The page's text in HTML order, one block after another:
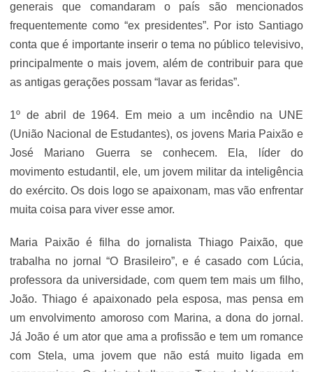
generais que comandaram o país são mencionados
frequentemente como “ex presidentes”. Por isto Santiago
conta que é importante inserir o tema no público televisivo,
principalmente o mais jovem, além de contribuir para que
as antigas gerações possam “lavar as feridas”.
1º de abril de 1964. Em meio a um incêndio na UNE
(União Nacional de Estudantes), os jovens Maria Paixão e
José Mariano Guerra se conhecem. Ela, líder do
movimento estudantil, ele, um jovem militar da inteligência
do exército. Os dois logo se apaixonam, mas vão enfrentar
muita coisa para viver esse amor.
Maria Paixão é filha do jornalista Thiago Paixão, que
trabalha no jornal “O Brasileiro”, e é casado com Lúcia,
professora da universidade, com quem tem mais um filho,
João. Thiago é apaixonado pela esposa, mas pensa em
um envolvimento amoroso com Marina, a dona do jornal.
Já João é um ator que ama a profissão e tem um romance
com Stela, uma jovem que não está muito ligada em